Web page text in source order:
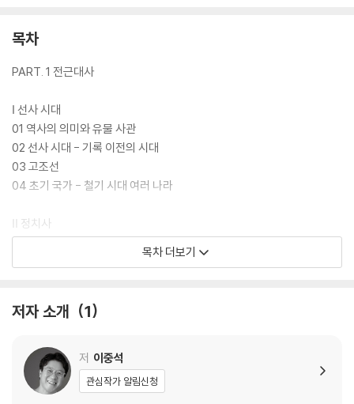
목차
PART. 1 전근대사
Ⅰ 선사 시대
01 역사의 의미와 유물 사관
02 선사 시대 - 기록 이전의 시대
03 고조선
04 초기 국가 - 철기 시대 여러 나라
Ⅱ 정치사
05 삼국 시대 - 중앙 집권 국가의 탄생
06 삼국 시대 - 삼국의 통치 체제
09 남북국 시대 - 발해의 발전
11 고려의 건국과 후삼국 통일
12 고려의 통치 조직
13 고려의 관리 선발 제도
목차 더보기
저자 소개 1
저 이중석
관심작가 알림신청